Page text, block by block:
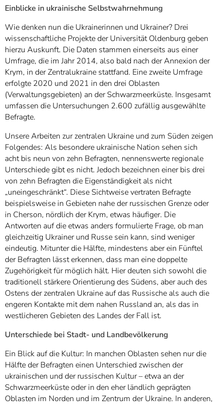
Einblicke in ukrainische Selbstwahrnehmung
Wie denken nun die Ukrainerinnen und Ukrainer? Drei
wissenschaftliche Projekte der Universität Oldenburg geben
hierzu Auskunft. Die Daten stammen einerseits aus einer
Umfrage, die im Jahr 2014, also bald nach der Annexion der
Krym, in der Zentralukraine stattfand. Eine zweite Umfrage
erfolgte 2020 und 2021 in den drei Oblasten
(Verwaltungsgebieten) an der Schwarzmeerküste. Insgesamt
umfassen die Untersuchungen 2.600 zufällig ausgewählte
Befragte.
Unsere Arbeiten zur zentralen Ukraine und zum Süden zeigen
Folgendes: Als besondere ukrainische Nation sehen sich
acht bis neun von zehn Befragten, nennenswerte regionale
Unterschiede gibt es nicht. Jedoch bezeichnen einer bis drei
von zehn Befragten die Eigenständigkeit als nicht
„uneingeschränkt“. Diese Sichtweise vertraten Befragte
beispielsweise in Gebieten nahe der russischen Grenze oder
in Cherson, nördlich der Krym, etwas häufiger. Die
Antworten auf die etwas anders formulierte Frage, ob man
gleichzeitig Ukrainer und Russe sein kann, sind weniger
eindeutig. Mitunter die Hälfte, mindestens aber ein Fünftel
der Befragten lässt erkennen, dass man eine doppelte
Zugehörigkeit für möglich hält. Hier deuten sich sowohl die
traditionell stärkere Orientierung des Südens, aber auch des
Ostens der zentralen Ukraine auf das Russische als auch die
engeren Kontakte mit dem nahen Russland an, als das in
westlicheren Gebieten des Landes der Fall ist.
Unterschiede bei Stadt- und Landbevölkerung
Ein Blick auf die Kultur: In manchen Oblasten sehen nur die
Hälfte der Befragten einen Unterschied zwischen der
ukrainischen und der russischen Kultur – etwa an der
Schwarzmeerküste oder in den eher ländlich geprägten
Oblasten im Norden und im Zentrum der Ukraine. In anderen,